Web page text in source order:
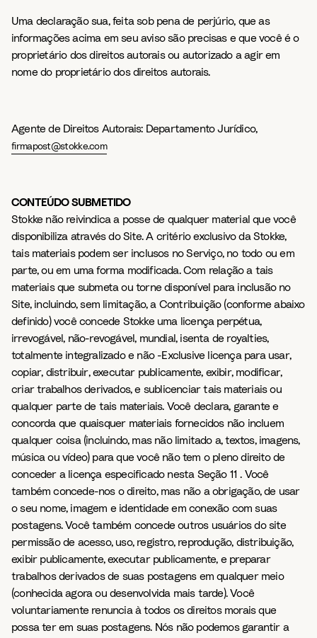
Uma declaração sua, feita sob pena de perjúrio, que as
informações acima em seu aviso são precisas e que você é o
proprietário dos direitos autorais ou autorizado a agir em
nome do proprietário dos direitos autorais.
Agente de Direitos Autorais: Departamento Jurídico,
firmapost@stokke.com
CONTEÚDO SUBMETIDO
Stokke não reivindica a posse de qualquer material que você
disponibiliza através do Site. A critério exclusivo da Stokke,
tais materiais podem ser inclusos no Serviço, no todo ou em
parte, ou em uma forma modificada. Com relação a tais
materiais que submeta ou torne disponível para inclusão no
Site, incluindo, sem limitação, a Contribuição (conforme abaixo
definido) você concede Stokke uma licença perpétua,
irrevogável, não-revogável, mundial, isenta de royalties,
totalmente integralizado e não -Exclusive licença para usar,
copiar, distribuir, executar publicamente, exibir, modificar,
criar trabalhos derivados, e sublicenciar tais materiais ou
qualquer parte de tais materiais. Você declara, garante e
concorda que quaisquer materiais fornecidos não incluem
qualquer coisa (incluindo, mas não limitado a, textos, imagens,
música ou vídeo) para que você não tem o pleno direito de
conceder a licença especificado nesta Seção 11 . Você
também concede-nos o direito, mas não a obrigação, de usar
o seu nome, imagem e identidade em conexão com suas
postagens. Você também concede outros usuários do site
permissão de acesso, uso, registro, reprodução, distribuição,
exibir publicamente, executar publicamente, e preparar
trabalhos derivados de suas postagens em qualquer meio
(conhecida agora ou desenvolvida mais tarde). Você
voluntariamente renuncia à todos os direitos morais que
possa ter em suas postagens. Nós não podemos garantir a